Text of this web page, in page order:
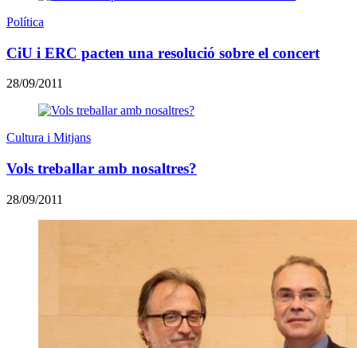
Política
CiU i ERC pacten una resolució sobre el concert
28/09/2011
Cultura i Mitjans
Vols treballar amb nosaltres?
28/09/2011